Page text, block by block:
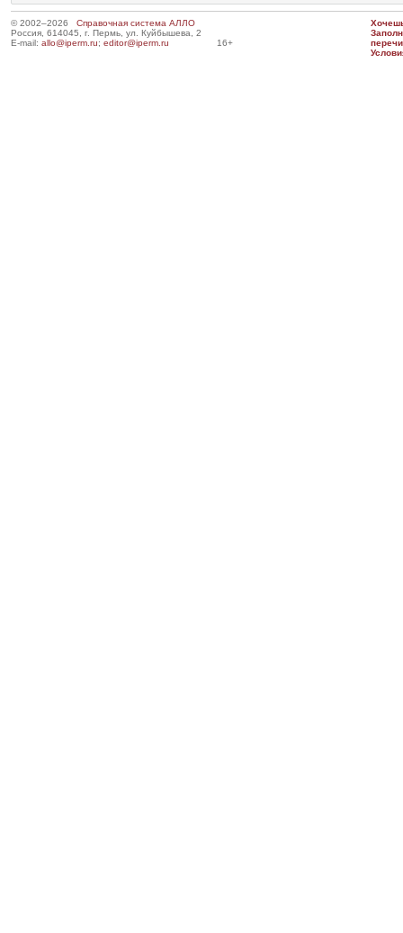
© 2002–2026 Справочная система АЛЛО
Россия, 614045, г. Пермь, ул. Куйбышева, 2
E-mail: allo@iperm.ru; editor@iperm.ru 16+